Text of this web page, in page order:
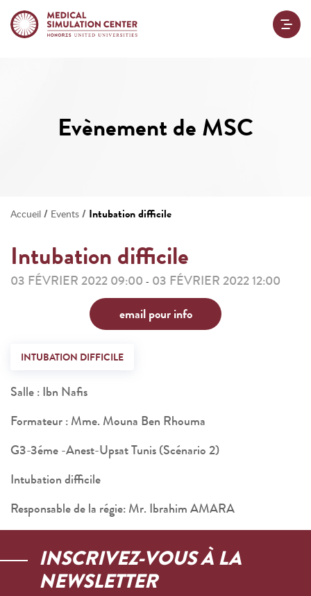
Evènement de MSC
Accueil / Events / Intubation difficile
Intubation difficile
03 FÉVRIER 2022 09:00 - 03 FÉVRIER 2022 12:00
email pour info
INTUBATION DIFFICILE
Salle : Ibn Nafis
Formateur : Mme. Mouna Ben Rhouma
G3-3éme -Anest-Upsat Tunis (Scénario 2)
Intubation difficile
Responsable de la régie: Mr. Ibrahim AMARA
INSCRIVEZ-VOUS À LA
NEWSLETTER